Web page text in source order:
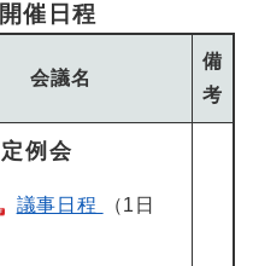
催日程
会議名
備
考
例会
議事日程
（1日